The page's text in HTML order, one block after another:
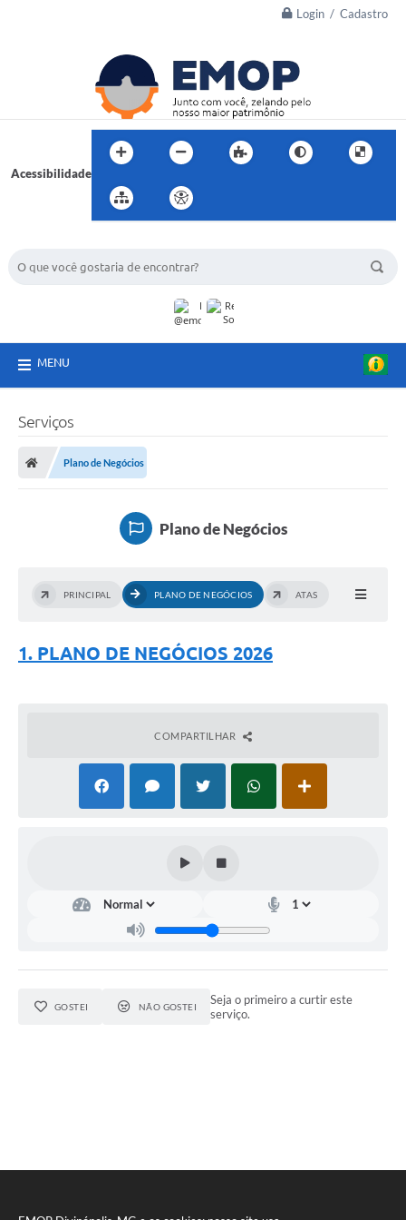
Login / Cadastro
Acessibilidade
MENU
Serviços
Plano de Negócios
Plano de Negócios
PRINCIPAL PLANO DE NEGÓCIOS ATAS
1. PLANO DE NEGÓCIOS 2026
COMPARTILHAR
GOSTEI NÃO GOSTEI
Seja o primeiro a curtir este
serviço.